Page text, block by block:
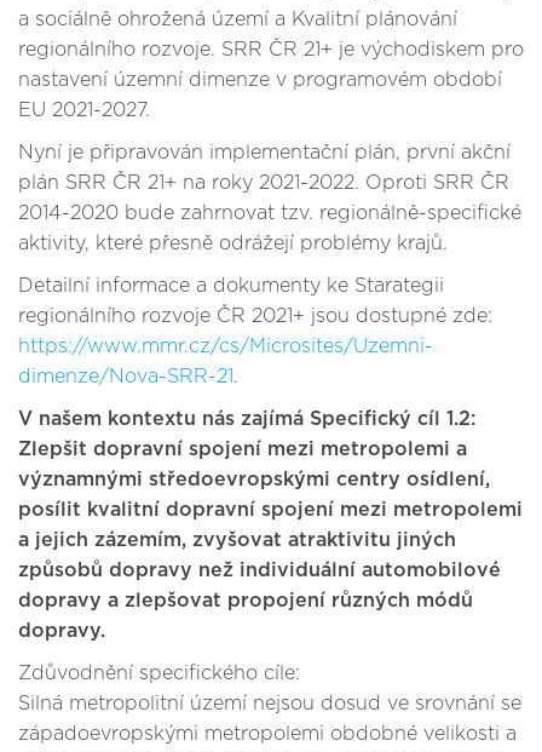
a sociálně ohrožená území a Kvalitní plánování
regionálního rozvoje. SRR ČR 21+ je východiskem pro
nastavení územní dimenze v programovém období
EU 2021-2027.
Nyní je připravován implementační plán, první akční
plán SRR ČR 21+ na roky 2021-2022. Oproti SRR ČR
2014-2020 bude zahrnovat tzv. regionálně-specifické
aktivity, které přesně odrážejí problémy krajů.
Detailní informace a dokumenty ke Starategii
regionálního rozvoje ČR 2021+ jsou dostupné zde:
https://www.mmr.cz/cs/Microsites/Uzemni-
dimenze/Nova-SRR-21 .
V našem kontextu nás zajímá Specifický cíl 1.2:
Zlepšit dopravní spojení mezi metropolemi a
významnými středoevropskými centry osídlení,
posílit kvalitní dopravní spojení mezi metropolemi
a jejich zázemím, zvyšovat atraktivitu jiných
způsobů dopravy než individuální automobilové
dopravy a zlepšovat propojení různých módů
dopravy.
Zdůvodnění specifického cíle:
Silná metropolitní území nejsou dosud ve srovnání se
západoevropskými metropolemi obdobné velikosti a